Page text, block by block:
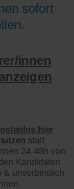
sofort
innen
hier
statt
24-48h von
Kandidaten
& unverbindlich